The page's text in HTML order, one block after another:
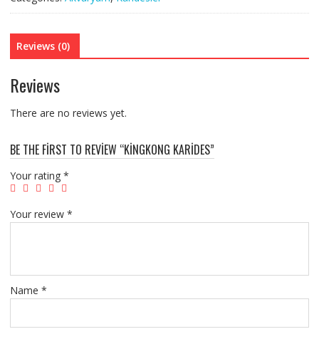
Reviews (0)
Reviews
There are no reviews yet.
BE THE FIRST TO REVIEW “KINGKONG KARIDES”
Your rating *
Your review *
Name *